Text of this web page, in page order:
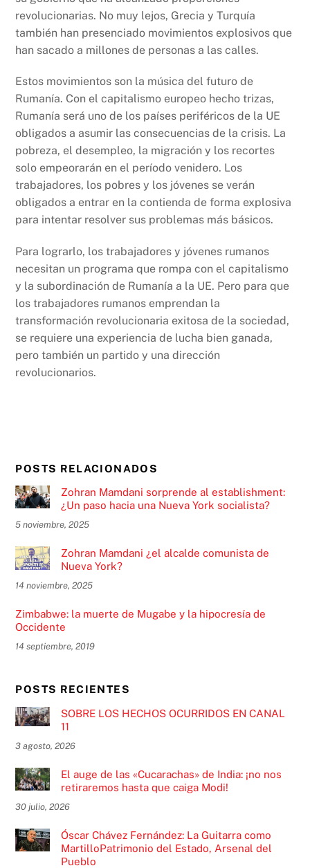
revolucionarias. No muy lejos, Grecia y Turquía
también han presenciado movimientos explosivos que
han sacado a millones de personas a las calles.
Estos movimientos son la música del futuro de
Rumanía. Con el capitalismo europeo hecho trizas,
Rumanía será uno de los países periféricos de la UE
obligados a asumir las consecuencias de la crisis. La
pobreza, el desempleo, la migración y los recortes
solo empeorarán en el período venidero. Los
trabajadores, los pobres y los jóvenes se verán
obligados a entrar en la contienda de forma explosiva
para intentar resolver sus problemas más básicos.
Para lograrlo, los trabajadores y jóvenes rumanos
necesitan un programa que rompa con el capitalismo
y la subordinación de Rumanía a la UE. Pero para que
los trabajadores rumanos emprendan la
transformación revolucionaria exitosa de la sociedad,
se requiere una experiencia de lucha bien ganada,
pero también un partido y una dirección
revolucionarios.
POSTS RELACIONADOS
Zohran Mamdani sorprende al establishment:
¿Un paso hacia una Nueva York socialista?
5 noviembre, 2025
Zohran Mamdani ¿el alcalde comunista de
Nueva York?
14 noviembre, 2025
Zimbabwe: la muerte de Mugabe y la hipocresía de
Occidente
14 septiembre, 2019
POSTS RECIENTES
SOBRE LOS HECHOS OCURRIDOS EN CANAL
11
3 agosto, 2026
El auge de las «Cucarachas» de India: ¡no nos
retiraremos hasta que caiga Modi!
30 julio, 2026
Óscar Chávez Fernández: La Guitarra como
MartilloPatrimonio del Estado, Arsenal del
Pueblo